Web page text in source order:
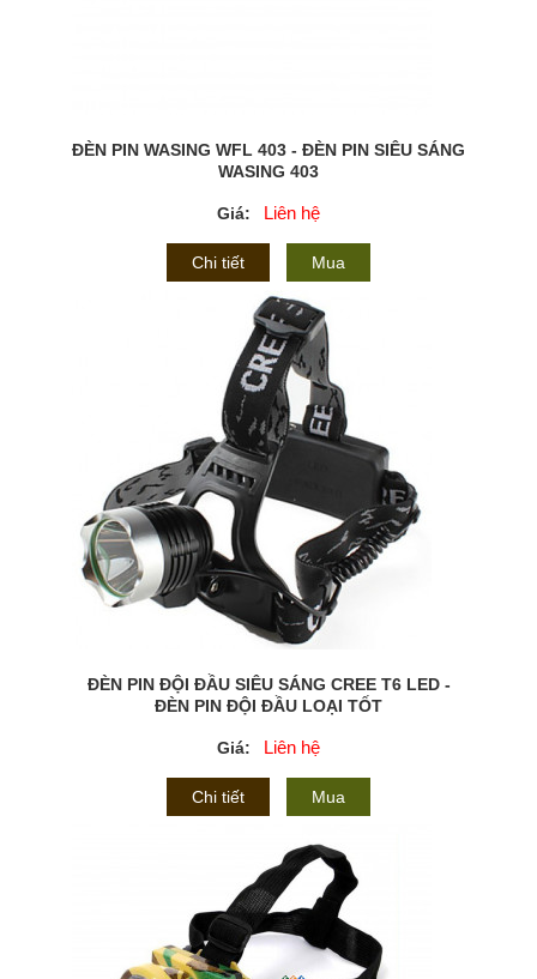
ĐÈN PIN WASING WFL 403 - ĐÈN PIN SIÊU SÁNG
WASING 403
Giá: Liên hệ
Chi tiết Mua
ĐÈN PIN ĐỘI ĐẦU SIÊU SÁNG CREE T6 LED -
ĐÈN PIN ĐỘI ĐẦU LOẠI TỐT
Giá: Liên hệ
Chi tiết Mua